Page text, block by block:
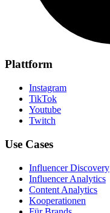
Plattform
Instagram
TikTok
Youtube
Twitch
Use Cases
Influencer Discovery
Influencer Analytics
Content Analytics
Kooperationen